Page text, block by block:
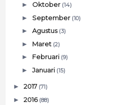
► Oktober (14)
► September (10)
► Agustus (3)
► Maret (2)
► Februari (9)
► Januari (15)
► 2017 (71)
► 2016 (88)